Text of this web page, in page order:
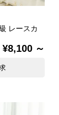
レースカ
¥8,100